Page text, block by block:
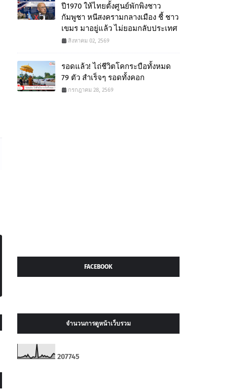
ปี1970 ให้ไทยตั้งศูนย์พักพิงชาว
กัมพูชา หนีสงครามกลางเมือง ชี้ ชาว
เขมร มาอยู่แล้ว ไม่ยอมกลับประเทศ
สิงหาคม 02, 2569
รอดแล้ว! ไถ่ชีวิตโคกระบือทั้งหมด
79 ตัว สำเร็จๆ รอดทั้งคอก
กรกฎาคม 28, 2569
FACEBOOK
จำนวนการดูหน้าเว็บรวม
207745